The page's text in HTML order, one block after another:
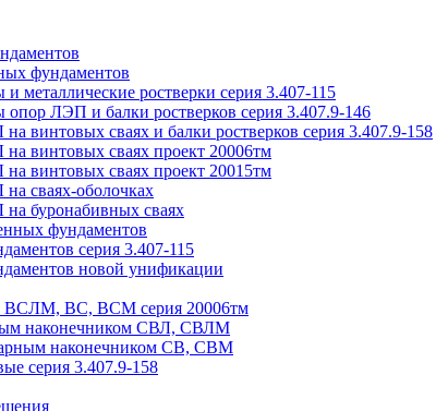
фундаментов
металлические ростверки серия 3.407-115
ЛЭП и балки ростверков серия 3.407.9-146
винтовых сваях и балки ростверков серия 3.407.9-158
винтовых сваях проект 20006тм
винтовых сваях проект 20015тм
сваях-оболочках
буронабивных сваях
фундаментов
серия 3.407-115
новой унификации
ВСЛМ, ВС, ВСМ серия 20006тм
наконечником СВЛ, СВЛМ
наконечником СВ, СВМ
серия 3.407.9-158